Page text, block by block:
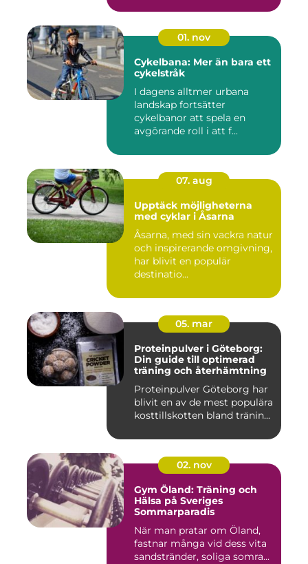
01. nov
Cykelbana: Mer än bara ett
cykelstråk
I dagens alltmer urbana
landskap fortsätter
cykelbanor att spela en
avgörande roll i att f...
07. aug
Upptäck möjligheterna
med cyklar i Åsarna
Åsarna, med sin vackra natur
och inspirerande omgivning,
har blivit en populär
destinatio...
05. mar
Proteinpulver i Göteborg:
Din guide till optimerad
träning och återhämtning
Proteinpulver Göteborg har
blivit en av de mest populära
kosttillskotten bland tränin...
02. nov
Gym Öland: Träning och
Hälsa på Sveriges
Sommarparadis
När man pratar om Öland,
fastnar många vid dess vita
sandstränder, soliga somra...